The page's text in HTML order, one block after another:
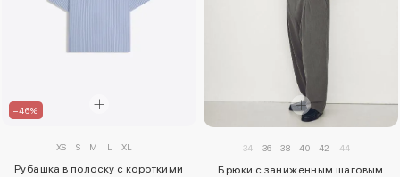
–46%
XS S M L XL
Рубашка в полоску с короткими
34 36 38 40 42 44
Брюки с заниженным шаговым